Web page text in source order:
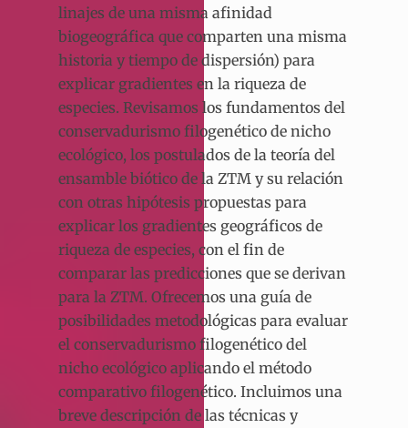
linajes de una misma afinidad
biogeográfica que comparten una misma
historia y tiempo de dispersión) para
explicar gradientes en la riqueza de
especies. Revisamos los fundamentos del
conservadurismo filogenético de nicho
ecológico, los postulados de la teoría del
ensamble biótico de la ZTM y su relación
con otras hipótesis propuestas para
explicar los gradientes geográficos de
riqueza de especies, con el fin de
comparar las predicciones que se derivan
para la ZTM. Ofrecemos una guía de
posibilidades metodológicas para evaluar
el conservadurismo filogenético del
nicho ecológico aplicando el método
comparativo filogenético. Incluimos una
breve descripción de las técnicas y